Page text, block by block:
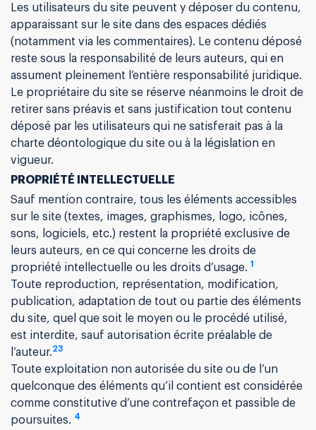
Les utilisateurs du site peuvent y déposer du contenu,
apparaissant sur le site dans des espaces dédiés
(notamment via les commentaires). Le contenu déposé
reste sous la responsabilité de leurs auteurs, qui en
assument pleinement l’entière responsabilité juridique.
Le propriétaire du site se réserve néanmoins le droit de
retirer sans préavis et sans justification tout contenu
déposé par les utilisateurs qui ne satisferait pas à la
charte déontologique du site ou à la législation en
vigueur.
PROPRIÉTÉ INTELLECTUELLE
Sauf mention contraire, tous les éléments accessibles
sur le site (textes, images, graphismes, logo, icônes,
sons, logiciels, etc.) restent la propriété exclusive de
leurs auteurs, en ce qui concerne les droits de
propriété intellectuelle ou les droits d’usage. 1
Toute reproduction, représentation, modification,
publication, adaptation de tout ou partie des éléments
du site, quel que soit le moyen ou le procédé utilisé,
est interdite, sauf autorisation écrite préalable de
l’auteur.23
Toute exploitation non autorisée du site ou de l’un
quelconque des éléments qu’il contient est considérée
comme constitutive d’une contrefaçon et passible de
poursuites. 4